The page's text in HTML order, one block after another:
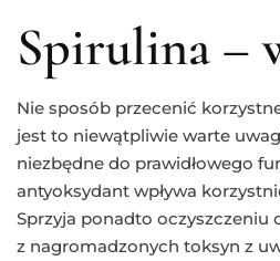
Spirulina –
Nie sposób przecenić
jest to niewątpliwie warte
niezbędne do prawidłowego
antyoksydant wpływa
Sprzyja ponadto oczyszczeniu
z nagromadzonych toksyn z